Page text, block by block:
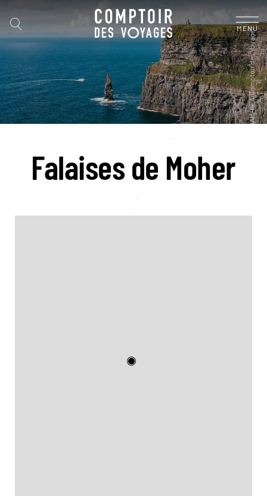
MENU
Falaises de Moher